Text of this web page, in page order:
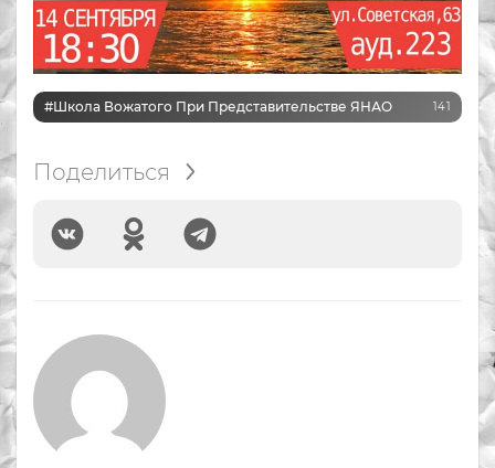
#Школа Вожатого При Представительстве ЯНАО 141
Поделиться